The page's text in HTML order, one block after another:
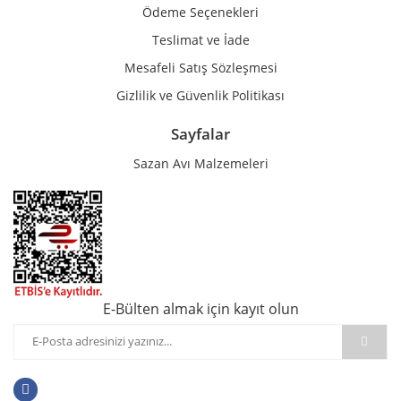
Ödeme Seçenekleri
Teslimat ve İade
Mesafeli Satış Sözleşmesi
Gizlilik ve Güvenlik Politikası
Sayfalar
Sazan Avı Malzemeleri
E-Bülten almak için kayıt olun